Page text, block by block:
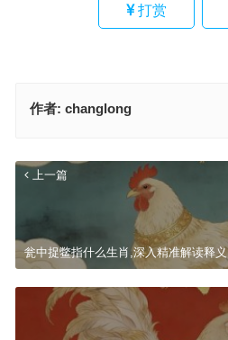
打赏
作者: changlong
上一篇
瓮中捉鳖指什么生肖,深入精准解读释义